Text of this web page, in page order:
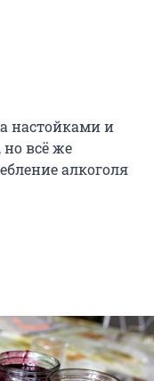
настойками и
всё же
алкоголя